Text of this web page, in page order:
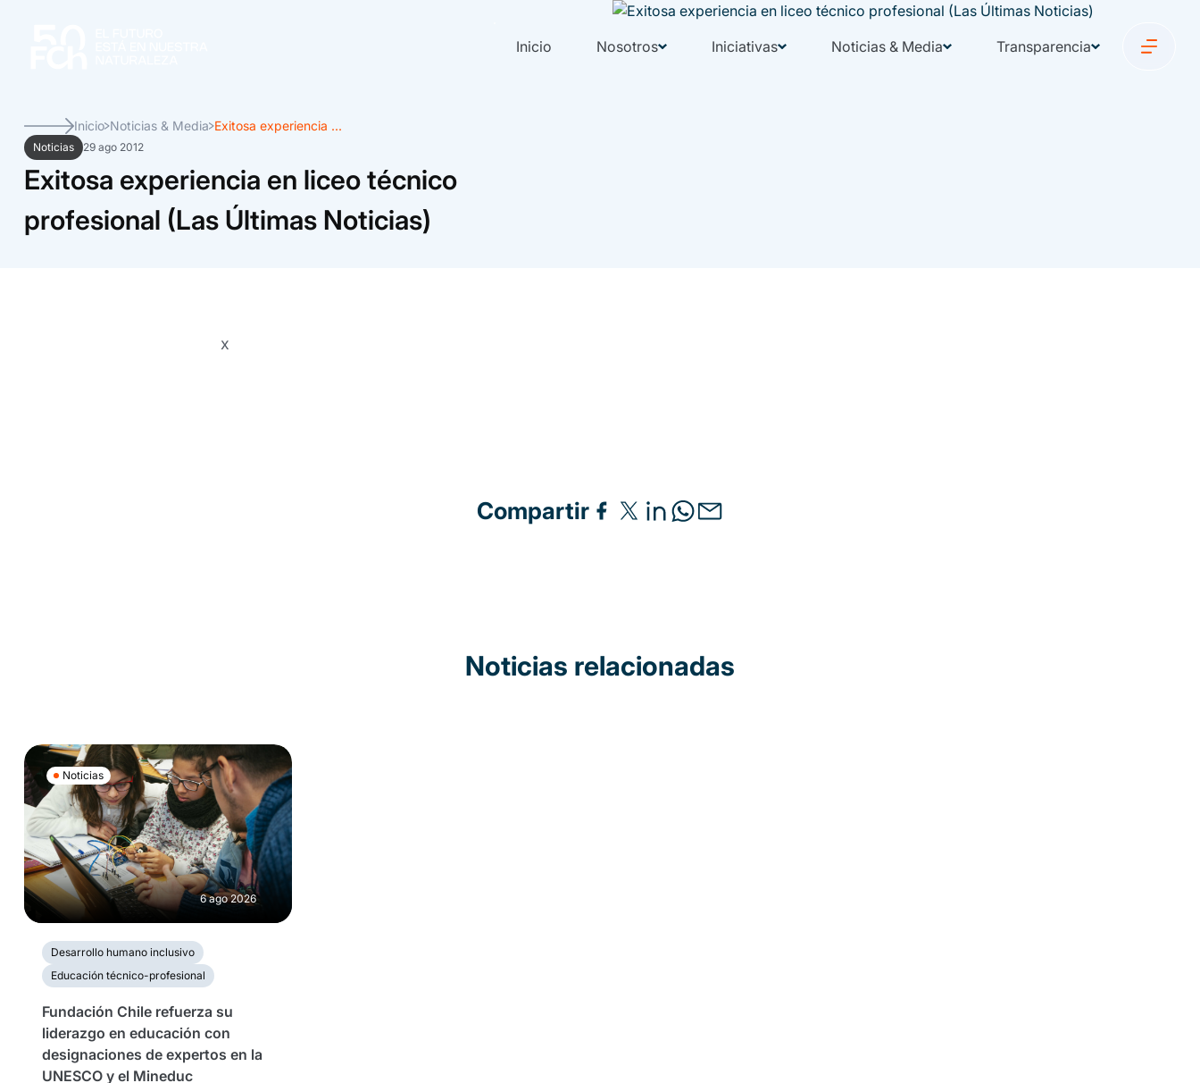
Inicio Nosotros Iniciativas Noticias & Media Transparencia
Inicio Noticias & Media Exitosa experiencia ...
Noticias 29 ago 2012
Exitosa experiencia en liceo técnico
profesional (Las Últimas Noticias)
x
Compartir
Noticias relacionadas
Noticias
6 ago 2026
Desarrollo humano inclusivo
Educación técnico-profesional
Fundación Chile refuerza su
liderazgo en educación con
designaciones de expertos en la
UNESCO y el Mineduc